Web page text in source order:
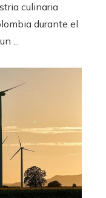
culinaria
durante el
...